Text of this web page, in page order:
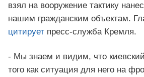
взял на вооружение тактику
нашим гражданским объектам.
цитирует пресс-служба Кремля.
- Мы знаем и видим, что
того как ситуация для него на